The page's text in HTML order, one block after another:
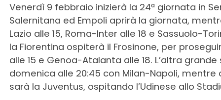
Venerdì 9 febbraio inizierà la 24ª giornata in
Salernitana ed Empoli aprirà la giornata,
Lazio alle 15, Roma-Inter alle 18 e Sassuolo-
la Fiorentina ospiterà il Frosinone, per
alle 15 e Genoa-Atalanta alle 18. L’altra
domenica alle 20:45 con Milan-Napoli,
sarà la Juventus, ospitando l’Udinese allo